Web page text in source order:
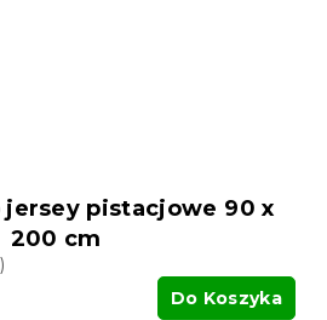
jersey pistacjowe 90 x
200 cm
Do Koszyka